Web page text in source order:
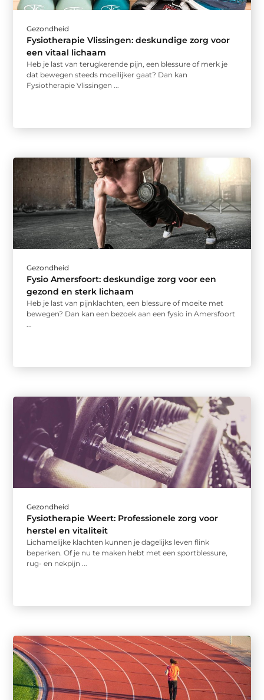
Gezondheid
Fysiotherapie Vlissingen: deskundige zorg voor
een vitaal lichaam
Heb je last van terugkerende pijn, een blessure of merk je
dat bewegen steeds moeilijker gaat? Dan kan
Fysiotherapie Vlissingen ...
Gezondheid
Fysio Amersfoort: deskundige zorg voor een
gezond en sterk lichaam
Heb je last van pijnklachten, een blessure of moeite met
bewegen? Dan kan een bezoek aan een fysio in Amersfoort
...
Gezondheid
Fysiotherapie Weert: Professionele zorg voor
herstel en vitaliteit
Lichamelijke klachten kunnen je dagelijks leven flink
beperken. Of je nu te maken hebt met een sportblessure,
rug- en nekpijn ...